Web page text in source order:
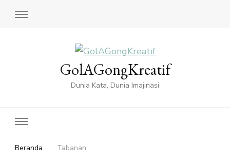
GolAGongKreatif
Dunia Kata, Dunia Imajinasi
Beranda Tabanan